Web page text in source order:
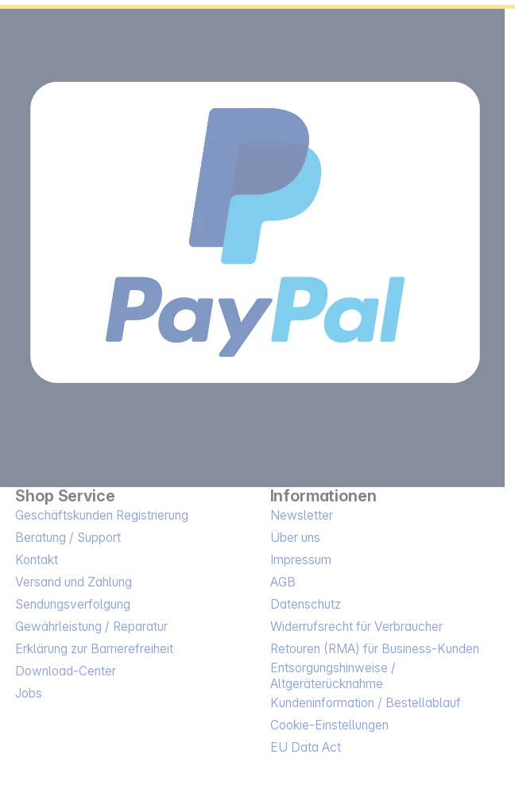
Shop Service
Geschäftskunden Registrierung
Beratung / Support
Kontakt
Versand und Zahlung
Sendungsverfolgung
Gewährleistung / Reparatur
Erklärung zur Barrierefreiheit
Download-Center
Jobs
Informationen
Newsletter
Über uns
Impressum
AGB
Datenschutz
Widerrufsrecht für Verbraucher
Retouren (RMA) für Business-Kunden
Entsorgungshinweise /
Altgeräterücknahme
Kundeninformation / Bestellablauf
Cookie-Einstellungen
EU Data Act